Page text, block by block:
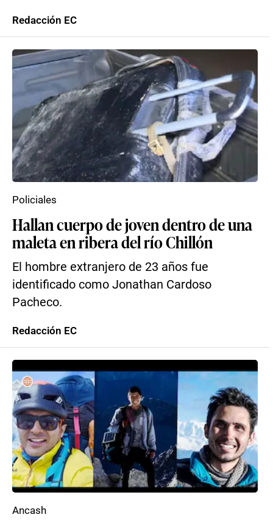
Redacción EC
Hallan cuerpo de joven dentro de una
maleta en ribera del río Chillón
El hombre extranjero de 23 años fue
identificado como Jonathan Cardoso
Pacheco.
Policiales
Redacción EC
Ancash